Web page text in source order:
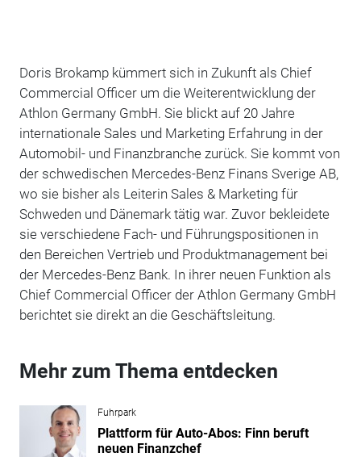
Doris Brokamp kümmert sich in Zukunft als Chief
Commercial Officer um die Weiterentwicklung der
Athlon Germany GmbH. Sie blickt auf 20 Jahre
internationale Sales und Marketing Erfahrung in der
Automobil- und Finanzbranche zurück. Sie kommt von
der schwedischen Mercedes-Benz Finans Sverige AB,
wo sie bisher als Leiterin Sales & Marketing für
Schweden und Dänemark tätig war. Zuvor bekleidete
sie verschiedene Fach- und Führungspositionen in
den Bereichen Vertrieb und Produktmanagement bei
der Mercedes-Benz Bank. In ihrer neuen Funktion als
Chief Commercial Officer der Athlon Germany GmbH
berichtet sie direkt an die Geschäftsleitung.
Mehr zum Thema entdecken
Fuhrpark
Plattform für Auto-Abos: Finn beruft
neuen Finanzchef